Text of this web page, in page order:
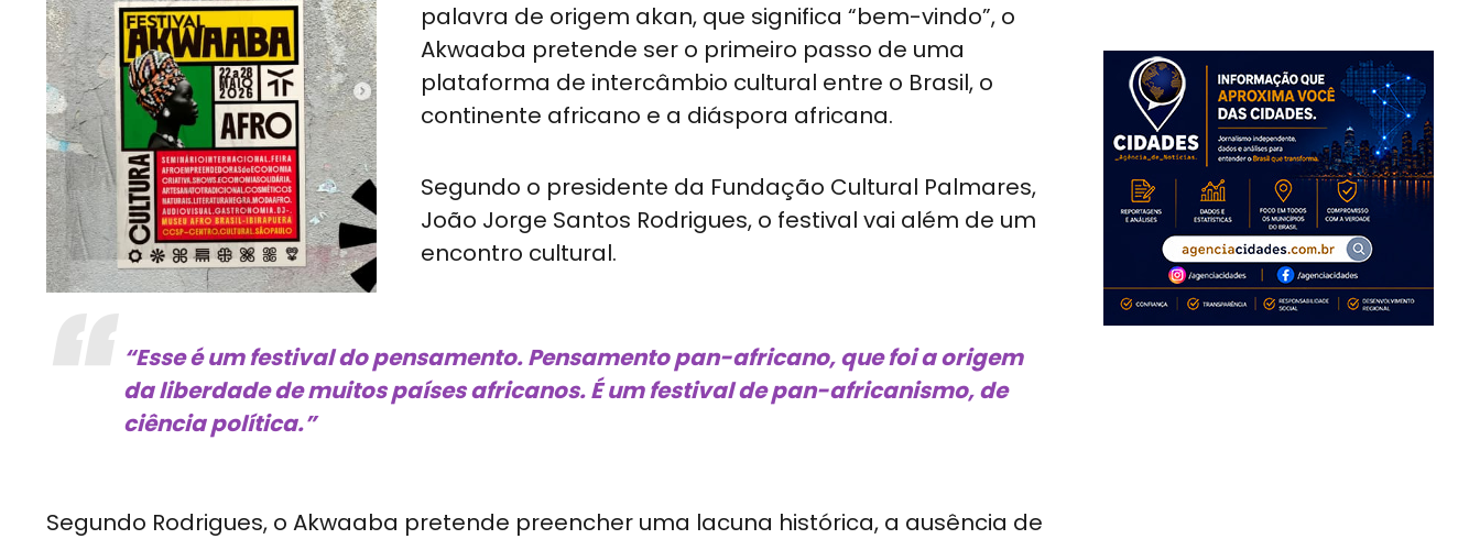
palavra de origem akan, que significa “bem-vindo”, o
Akwaaba pretende ser o primeiro passo de uma
plataforma de intercâmbio cultural entre o Brasil, o
continente africano e a diáspora africana.
Segundo o presidente da Fundação Cultural Palmares,
João Jorge Santos Rodrigues, o festival vai além de um
encontro cultural.
“Esse é um festival do pensamento. Pensamento pan-africano, que foi a origem
da liberdade de muitos países africanos. É um festival de pan-africanismo, de
ciência política.”
Segundo Rodrigues, o Akwaaba pretende preencher uma lacuna histórica, a ausência de